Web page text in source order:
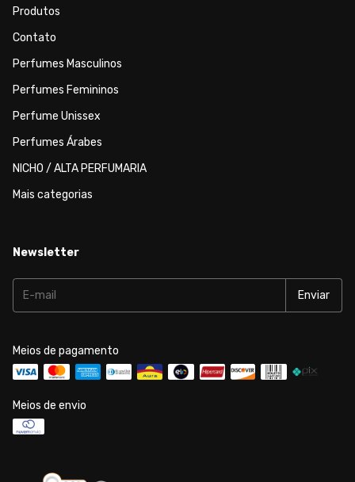
Produtos
Contato
Perfumes Masculinos
Perfumes Femininos
Perfume Unissex
Perfumes Árabes
NICHO / ALTA PERFUMARIA
Mais categorias
Newsletter
Meios de pagamento
Meios de envio